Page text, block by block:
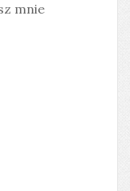
mnie